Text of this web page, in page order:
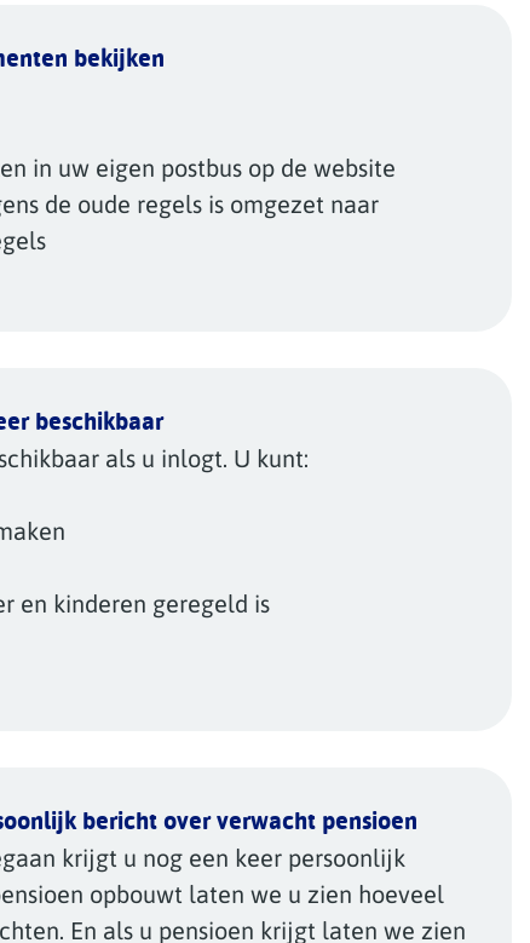
bekijken
in uw eigen postbus op de website
de oude regels is omgezet naar
beschikbaar
als u inlogt. U kunt:
en kinderen geregeld is
bericht over verwacht pensioen
krijgt u nog een keer persoonlijk
opbouwt laten we u zien hoeveel
En als u pensioen krijgt laten we zien